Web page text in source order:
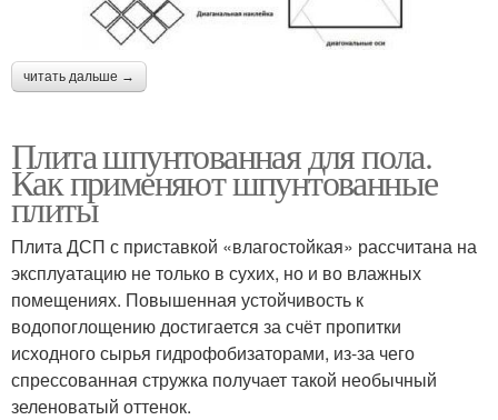
читать дальше →
Плита шпунтованная для пола.
Как применяют шпунтованные
плиты
Плита ДСП с приставкой «влагостойкая» рассчитана на
эксплуатацию не только в сухих, но и во влажных
помещениях. Повышенная устойчивость к
водопоглощению достигается за счёт пропитки
исходного сырья гидрофобизаторами, из-за чего
спрессованная стружка получает такой необычный
зеленоватый оттенок.